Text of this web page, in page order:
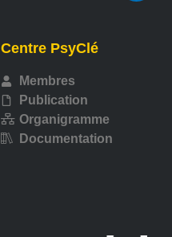
Centre PsyClé
Membres
Publication
Organigramme
Documentation